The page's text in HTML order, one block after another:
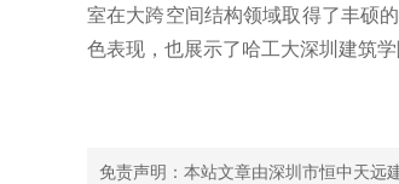
室在大跨空间结构领域取得了丰硕
色表现，也展示了哈工大深圳建筑
免责声明：本站文章由深圳市恒中天远